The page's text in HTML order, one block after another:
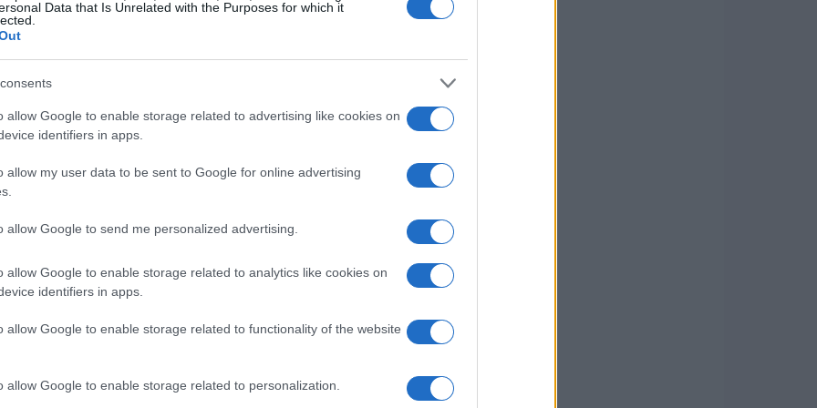
Data that Is Unrelated with the Purposes for which it
allow Google to enable storage related to advertising like cookies on
identifiers in apps.
allow my user data to be sent to Google for online advertising
allow Google to send me personalized advertising.
allow Google to enable storage related to analytics like cookies on
identifiers in apps.
allow Google to enable storage related to functionality of the website
allow Google to enable storage related to personalization.
Nvidia
investidores é o relatório trimestral da Nvidia, que
crescimento. No entanto, apesar dos resultados
satisfeito com a orientação fornecida para o
Nvidia caíram cerca de 2%, um sinal de que